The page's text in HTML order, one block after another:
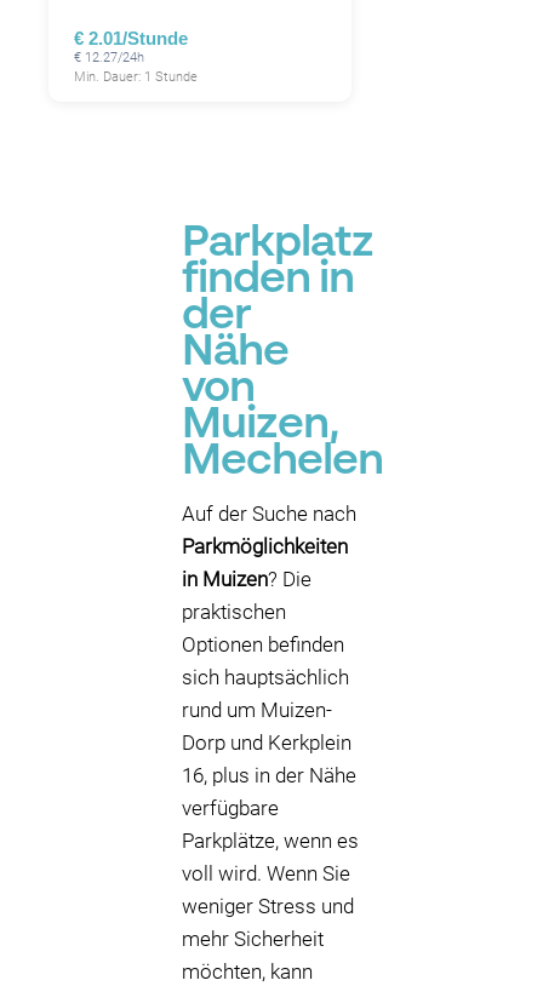
€ 2.01/Stunde
€ 12.27/24h
Min. Dauer: 1 Stunde
Parkplatz
finden in
der
Nähe
von
Muizen,
Mechelen
Auf der Suche nach
Parkmöglichkeiten
in Muizen? Die
praktischen
Optionen befinden
sich hauptsächlich
rund um Muizen-
Dorp und Kerkplein
16, plus in der Nähe
verfügbare
Parkplätze, wenn es
voll wird. Wenn Sie
weniger Stress und
mehr Sicherheit
möchten, kann